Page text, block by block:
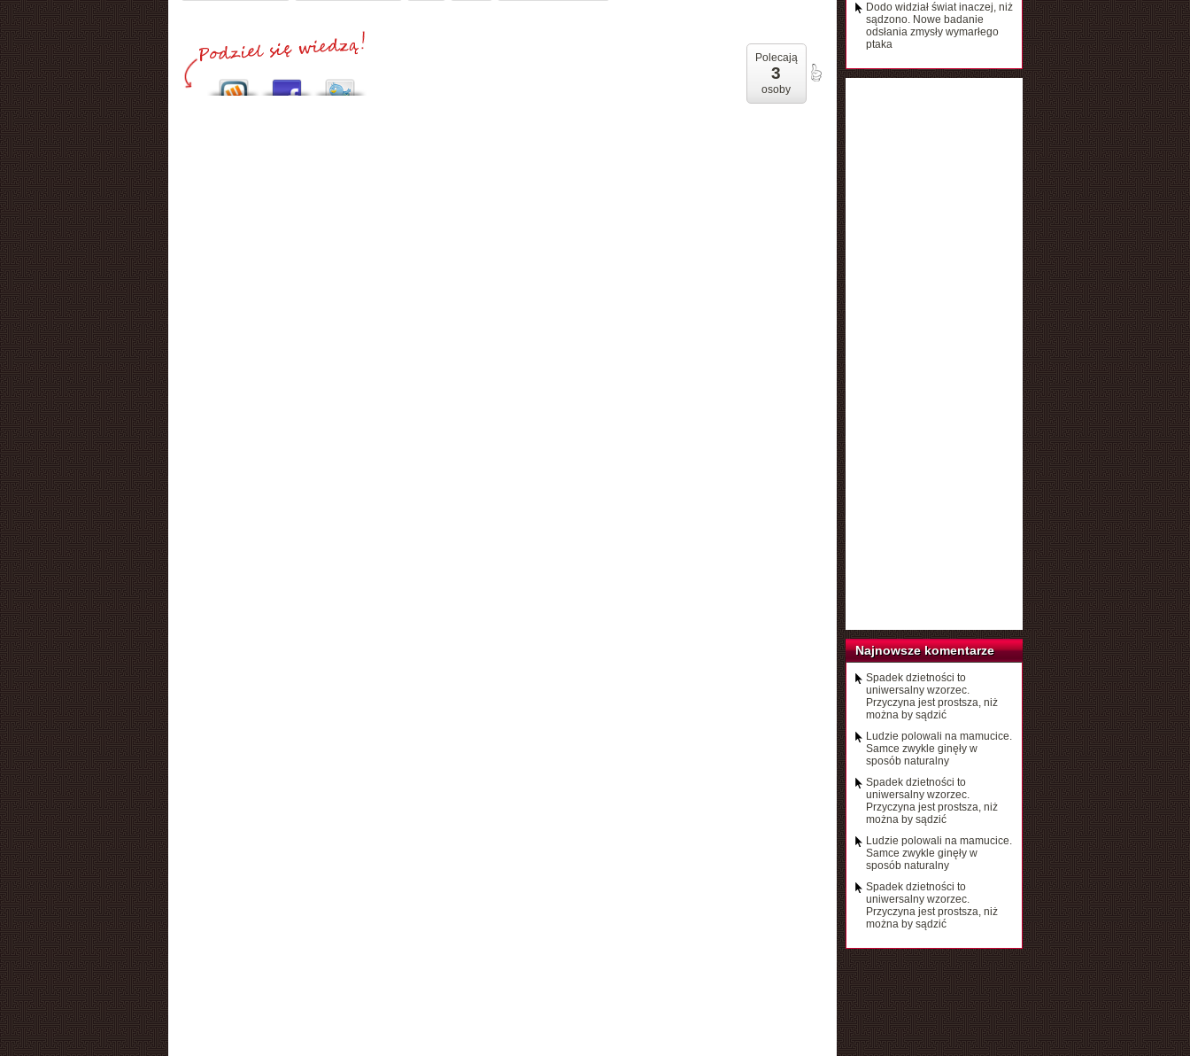
Polecają
3
osoby
Dodo widział świat inaczej, niż
sądzono. Nowe badanie
odsłania zmysły wymarłego
ptaka
Najnowsze komentarze
Spadek dzietności to
uniwersalny wzorzec.
Przyczyna jest prostsza, niż
można by sądzić
Ludzie polowali na mamucice.
Samce zwykle ginęły w
sposób naturalny
Spadek dzietności to
uniwersalny wzorzec.
Przyczyna jest prostsza, niż
można by sądzić
Ludzie polowali na mamucice.
Samce zwykle ginęły w
sposób naturalny
Spadek dzietności to
uniwersalny wzorzec.
Przyczyna jest prostsza, niż
można by sądzić